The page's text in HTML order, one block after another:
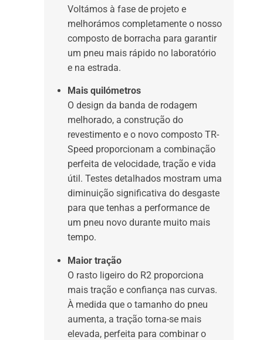
Voltámos à fase de projeto e
melhorámos completamente o nosso
composto de borracha para garantir
um pneu mais rápido no laboratório
e na estrada.
Mais quilómetros
O design da banda de rodagem
melhorado, a construção do
revestimento e o novo composto TR-
Speed proporcionam a combinação
perfeita de velocidade, tração e vida
útil. Testes detalhados mostram uma
diminuição significativa do desgaste
para que tenhas a performance de
um pneu novo durante muito mais
tempo.
Maior tração
O rasto ligeiro do R2 proporciona
mais tração e confiança nas curvas.
À medida que o tamanho do pneu
aumenta, a tração torna-se mais
elevada, perfeita para combinar o